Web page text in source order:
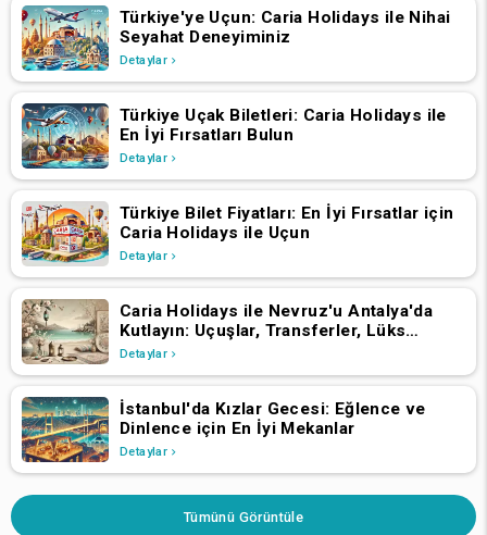
Türkiye'ye Uçun: Caria Holidays ile Nihai
Seyahat Deneyiminiz
Detaylar
Türkiye Uçak Biletleri: Caria Holidays ile
En İyi Fırsatları Bulun
Detaylar
Türkiye Bilet Fiyatları: En İyi Fırsatlar için
Caria Holidays ile Uçun
Detaylar
Caria Holidays ile Nevruz'u Antalya'da
Kutlayın: Uçuşlar, Transferler, Lüks
Oteller ve Yıldızlarla Dolu Konserler
Detaylar
İstanbul'da Kızlar Gecesi: Eğlence ve
Dinlence için En İyi Mekanlar
Detaylar
Tümünü Görüntüle